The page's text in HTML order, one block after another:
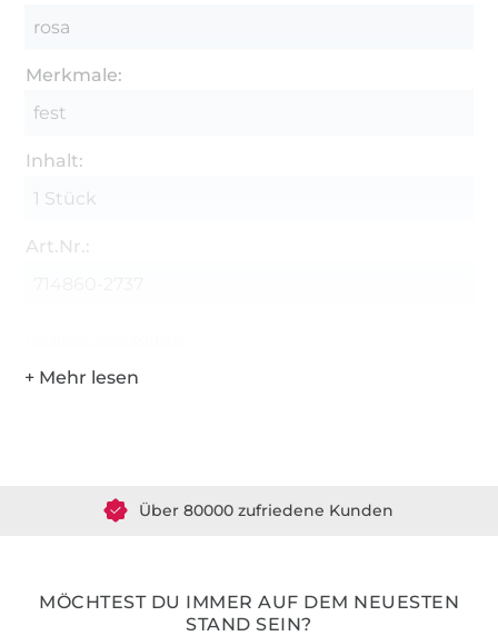
rosa
Merkmale:
fest
Inhalt:
1 Stück
Art.Nr.:
Über 80000 zufriedene Kunden
MÖCHTEST DU IMMER AUF DEM NEUESTEN
STAND SEIN?